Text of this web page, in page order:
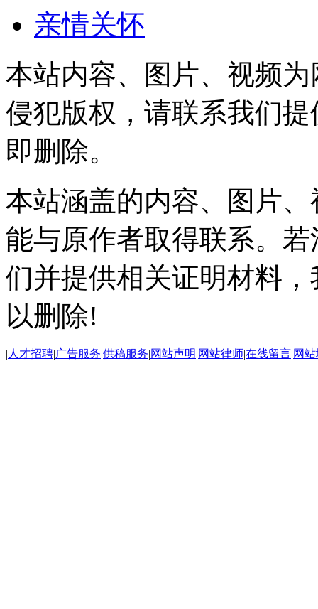
亲情关怀
本站内容、图片、视频
侵犯版权，请联系我们
即删除。
本站涵盖的内容、图片
能与原作者取得联系。
们并提供相关证明材料
以删除!
|人才招聘|广告服务|供稿服务|网站声明|网站律师|在线留言|网